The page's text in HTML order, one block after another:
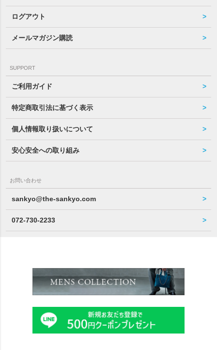
ログアウト
メールマガジン購読
SUPPORT
ご利用ガイド
特定商取引法に基づく表示
個人情報取り扱いについて
安心安全への取り組み
お問い合わせ
sankyo@the-sankyo.com
072-730-2233